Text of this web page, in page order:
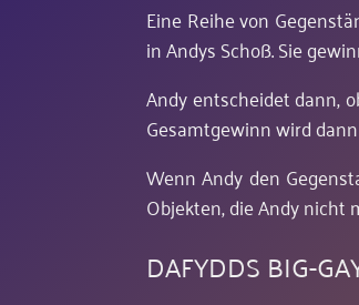
Eine Reihe von
in Andys Schoß. Sie
Andy entscheidet dann,
Gesamtgewinn wird
Wenn Andy den
Objekten, die Andy nicht
DAFYDDS BIG-